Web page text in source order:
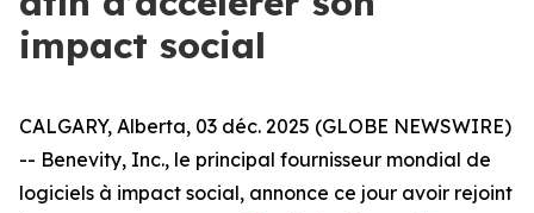
impact social
CALGARY, Alberta, 03 déc. 2025 (GLOBE NEWSWIRE)
-- Benevity, Inc., le principal fournisseur mondial de
logiciels à impact social, annonce ce jour avoir rejoint